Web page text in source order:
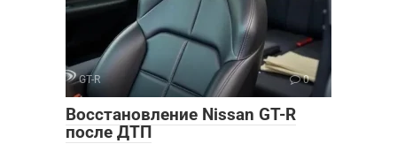
GT-R 0
Восстановление Nissan GT-R
после ДТП